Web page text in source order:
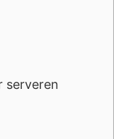
serveren